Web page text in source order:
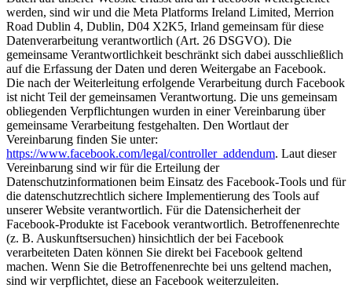
werden, sind wir und die Meta Platforms Ireland Limited, Merrion
Road Dublin 4, Dublin, D04 X2K5, Irland gemeinsam für diese
Datenverarbeitung verantwortlich (Art. 26 DSGVO). Die
gemeinsame Verantwortlichkeit beschränkt sich dabei ausschließlich
auf die Erfassung der Daten und deren Weitergabe an Facebook.
Die nach der Weiterleitung erfolgende Verarbeitung durch Facebook
ist nicht Teil der gemeinsamen Verantwortung. Die uns gemeinsam
obliegenden Verpflichtungen wurden in einer Vereinbarung über
gemeinsame Verarbeitung festgehalten. Den Wortlaut der
Vereinbarung finden Sie unter:
https://www.facebook.com/legal/controller_addendum. Laut dieser
Vereinbarung sind wir für die Erteilung der
Datenschutzinformationen beim Einsatz des Facebook-Tools und für
die datenschutzrechtlich sichere Implementierung des Tools auf
unserer Website verantwortlich. Für die Datensicherheit der
Facebook-Produkte ist Facebook verantwortlich. Betroffenenrechte
(z. B. Auskunftsersuchen) hinsichtlich der bei Facebook
verarbeiteten Daten können Sie direkt bei Facebook geltend
machen. Wenn Sie die Betroffenenrechte bei uns geltend machen,
sind wir verpflichtet, diese an Facebook weiterzuleiten.